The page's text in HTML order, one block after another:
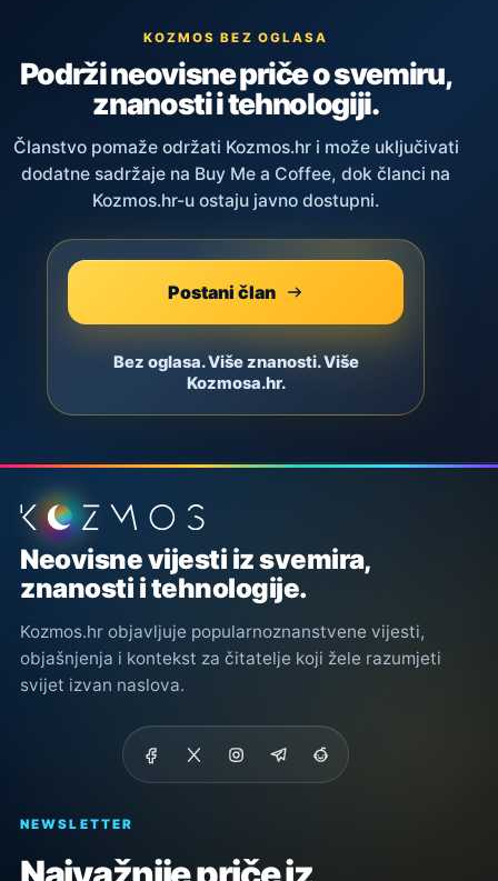
KOZMOS BEZ OGLASA
Podrži neovisne priče o svemiru,
znanosti i tehnologiji.
Članstvo pomaže održati Kozmos.hr i može uključivati
dodatne sadržaje na Buy Me a Coffee, dok članci na
Kozmos.hr-u ostaju javno dostupni.
Postani član
Bez oglasa. Više znanosti. Više
Kozmosa.hr.
Podnožje stranice
Neovisne vijesti iz svemira,
znanosti i tehnologije.
Kozmos.hr objavljuje popularnoznanstvene vijesti,
objašnjenja i kontekst za čitatelje koji žele razumjeti
svijet izvan naslova.
NEWSLETTER